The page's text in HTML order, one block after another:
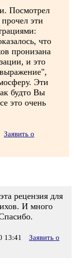
Посмотрел
эти
что
пронизана
и это
Эти
будто Вы
это очень
Заявить о
рецензия для
И много
13:41
Заявить о